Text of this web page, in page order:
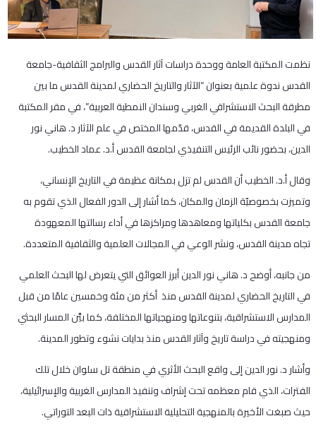
نظمت المكتبة العامة ووحدة دراسات آثار القدس والبرامج الثقافية-جامعة
القدس ندوة علمية بعنوان “الآثار والتاريخ الحضاري لمدينة القدس ما بين
مطرقة البحث الاستشراقي الغربي وسندان النمطية العربية”، في مقر المكتبة
في البلدة القديمة في القدس، قدّمها المختص في علم الآثار د. هاني نور
الدين، بحضور نائب الرئيس التنفيذي لجامعة القدس أ.د. عماد الخطيب.
وقال أ.د. الخطيب أن القدس لم تزل بمكانة عظيمة في التاريخ الإنساني،
وتميزت بخصوصيّة الزمان والمكان، كما أشار إلى الدور الفعال الذي تقوم به
جامعة القدس بكلياتها ومعاهدها ومراكزها في أداء رسالتها المعهودة
تجاه مدينة القدس، ونشر الوعي في المجالات العلمية والثقافية المتعددة.
من جانبه، أوضح د. هاني نور الدين أبرز العوائق التي يتعرض لها البحث العلمي
في التاريخ الحضاري لمدينة القدس منذ أكثر من مئة وخمسين عامًا من قبل
المدارس الاستشراقية، بتنوعاتها ومنهجياتها المختلفة، كما بيَّن المسار البحثي
ومنهجيته في دراسة تاريخ وآثار القدس منذ بدايات نشوء وتطور المدينة.
وأشار د. نور الدين إلى واقع البحث الأثري في منطقة تل سلوان خلال تلك
الفترات، الذي قام معظمه تحت إشراف وتنفيذ المدارس الغربية والإسرائيلية،
حيث صبغت الأخيرة بالمنهجية التحليلية الاستشراقية ذات البعد التوراتي.